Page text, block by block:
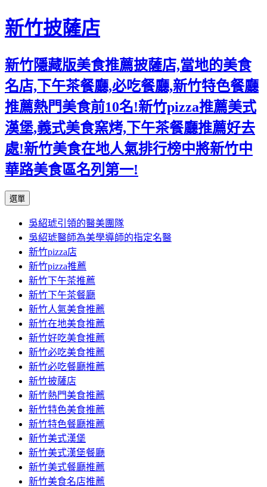
新竹披薩店
新竹隱藏版美食推薦披薩店,當地的美食
名店,下午茶餐廳,必吃餐廳,新竹特色餐廳
推薦熱門美食前10名!新竹pizza推薦美式
漢堡,義式美食窯烤,下午茶餐廳推薦好去
處!新竹美食在地人氣排行榜中將新竹中
華路美食區名列第一!
選單
主
要
內
容
吳紹琥引領的醫美團隊
吳紹琥醫師為美學導師的指定名醫
新竹pizza店
新竹pizza推薦
新竹下午茶推薦
新竹下午茶餐廳
新竹人氣美食推薦
新竹在地美食推薦
新竹好吃美食推薦
新竹必吃美食推薦
新竹必吃餐廳推薦
新竹披薩店
新竹熱門美食推薦
新竹特色美食推薦
新竹特色餐廳推薦
新竹美式漢堡
新竹美式漢堡餐廳
新竹美式餐廳推薦
新竹美食名店推薦